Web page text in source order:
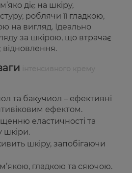
діє на шкіру,
роблячи її гладкою,
на вигляд. Ідеально
за шкірою, що втрачає
відновлення.
та бакучиол – ефективні
ефектом.
еластичності та
шкіри.
шкіру, запобігаючи
гладкою та сяючою.